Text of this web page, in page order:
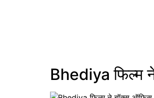
Bhediya फिल्म